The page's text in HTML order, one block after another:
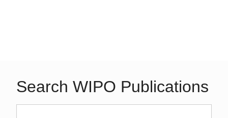
Search WIPO Publications